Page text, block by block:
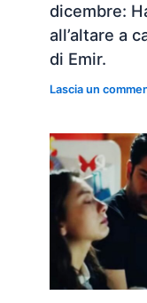
dicembre:
all’altare a
di Emir.
Lascia un